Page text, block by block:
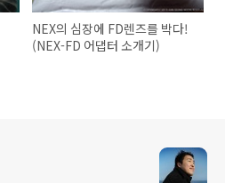
NEX의 심장에 FD렌즈를 박다!
(NEX-FD 어댑터 소개기)